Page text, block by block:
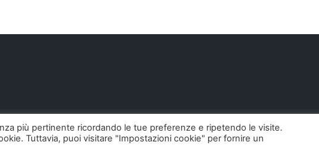
2026 — Pollodigomma ...org. Tutti i diritti riservati.Sinatra WordPress
più pertinente ricordando le tue preferenze e ripetendo le visite.
Tuttavia, puoi visitare "Impostazioni cookie" per fornire un